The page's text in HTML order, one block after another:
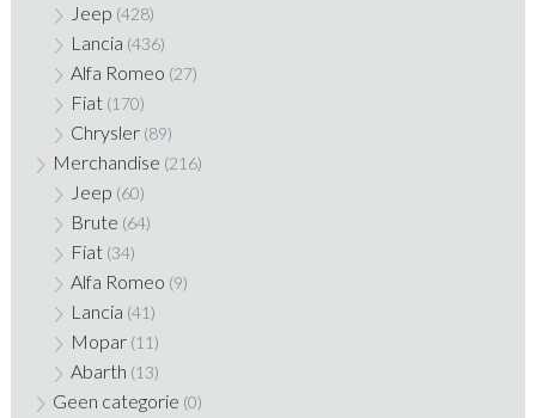
Jeep (428)
Lancia (436)
Alfa Romeo (27)
Fiat (170)
Chrysler (89)
Merchandise (216)
Jeep (60)
Brute (64)
Fiat (34)
Alfa Romeo (9)
Lancia (41)
Mopar (11)
Abarth (13)
Geen categorie (0)